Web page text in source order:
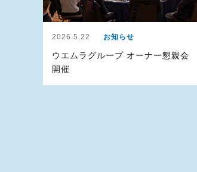
2026.5.22 お知らせ
ウエムラグループ オーナー懇親会
開催